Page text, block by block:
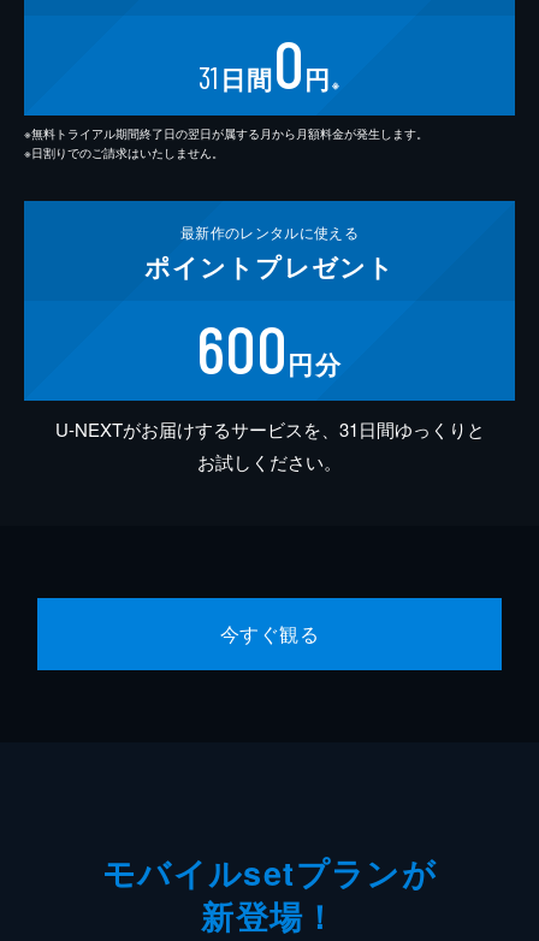
31 日間0円 ※
※無料トライアル期間終了日の翌日が属する月から月額料金が発生します。
※日割りでのご請求はいたしません。
最新作のレンタルに使える
ポイント プレゼント
600円分
U-NEXTがお届けするサービスを、31日間ゆっくりと
お試しください。
今すぐ観る
モバイルsetプランが
新登場！